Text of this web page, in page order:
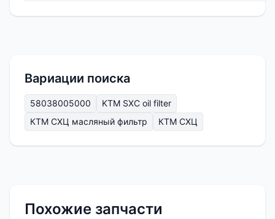
Вариации поиска
58038005000
KTM SXC oil filter
КТМ СХЦ масляный фильтр
КТМ СХЦ
Похожие запчасти